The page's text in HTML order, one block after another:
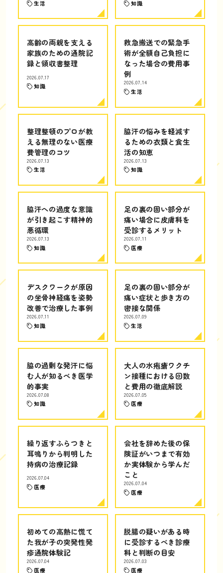
生活 知識
高齢の両親を支える
家族のための通院記
録と領収書整理
2026.07.17
知識
救急搬送での緊急手
術が全額自己負担に
なった場合の費用事
例
2026.07.14
生活
整理整頓のプロが教
える無理のない医療
費管理のコツ
2026.07.13
生活
脇汗の悩みを軽減す
るための衣類と食生
活の知恵
2026.07.13
知識
脇汗への過度な意識
が引き起こす精神的
悪循環
2026.07.13
知識
足の裏の固い部分が
痛い場合に皮膚科を
受診するメリット
2026.07.11
医療
デスクワークが原因
の坐骨神経痛を姿勢
改善で治療した事例
2026.07.11
知識
足の裏の固い部分が
痛い症状と歩き方の
密接な関係
2026.07.09
生活
脇の過剰な発汗に悩
む人が知るべき医学
的事実
2026.07.08
知識
大人の水疱瘡ワクチ
ン接種における回数
と費用の徹底解説
2026.07.05
医療
繰り返すふらつきと
耳鳴りから判明した
持病の治療記録
2026.07.04
医療
会社を辞めた後の保
険証がいつまで有効
か実体験から学んだ
こと
2026.07.04
医療
初めての高熱に慌て
た我が子の突発性発
疹通院体験記
2026.07.04
医療
脱腸の疑いがある時
に受診するべき診療
科と判断の目安
2026.07.03
医療